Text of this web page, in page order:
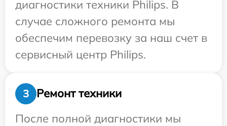
диагностики техники Philips. В
случае сложного ремонта мы
обеспечим перевозку за наш счет в
сервисный центр Philips.
3
Ремонт техники
После полной диагностики мы